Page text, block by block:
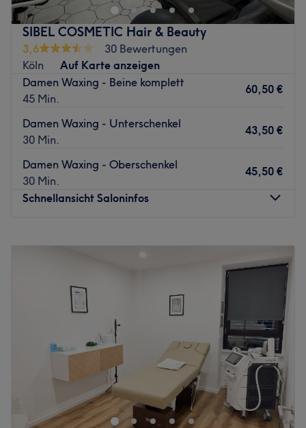
SIBEL COSMETIC Hair & Beauty
3,6
30 Bewertungen
Köln
Auf Karte anzeigen
Damen Waxing - Beine komplett
45 Min.
60,50 €
Damen Waxing - Unterschenkel
30 Min.
43,50 €
Damen Waxing - Oberschenkel
30 Min.
45,50 €
Schnellansicht Saloninfos
10:00–19:00
Donnerstag
10:00
10:00
10:00–
17:00
Geschlossen
Willkommen bei SIBEL COSMETIC Hair & Beauty in Köln.
Deiner TOP Adresse für erstklassige Dienstleistungen rund
um die Schönheit und Körperpflege. Entspanne bei deiner
Behandlung und verlasse den Salon mit einem neuen